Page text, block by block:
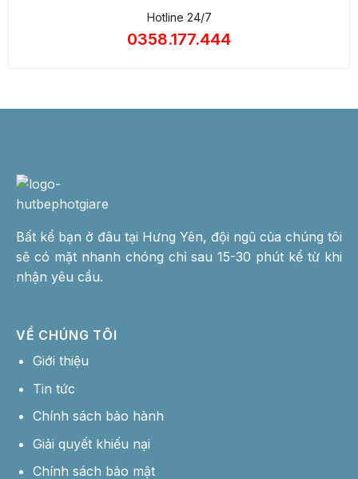
Hotline 24/7
0358.177.444
Bất kể bạn ở đâu tại Hưng Yên, đội ngũ của chúng tôi
sẽ có mặt nhanh chóng chỉ sau 15-30 phút kể từ khi
nhận yêu cầu.
VỀ CHÚNG TÔI
Giới thiệu
Tin tức
Chính sách bảo hành
Giải quyết khiếu nại
Chính sách bảo mật